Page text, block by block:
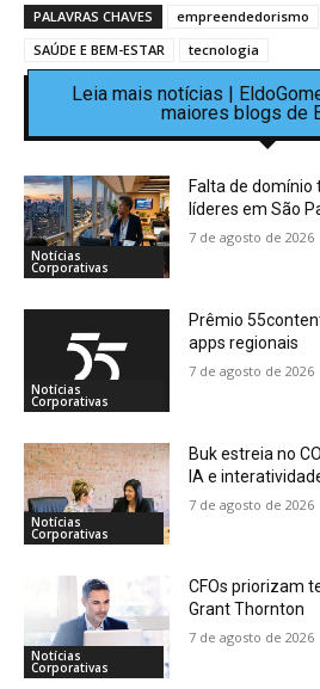
PALAVRAS CHAVES empreendedorismo
SAÚDE E BEM-ESTAR
tecnologia
Leia mais notícias |
maiores blogs de
Notícias
Corporativas
Falta de
líderes em São
7 de agosto de 2026
Notícias
Corporativas
Prêmio
apps regionais
7 de agosto de 2026
Notícias
Corporativas
Buk estreia no
IA e
7 de agosto de 2026
Notícias
Corporativas
CFOs priorizam
Grant Thornton
7 de agosto de 2026